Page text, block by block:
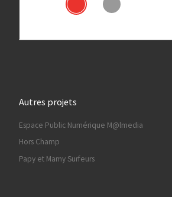
Autres projets
Espace Public Numérique M@lmedia
Hors Champ
Papy et Mamy Surfeurs